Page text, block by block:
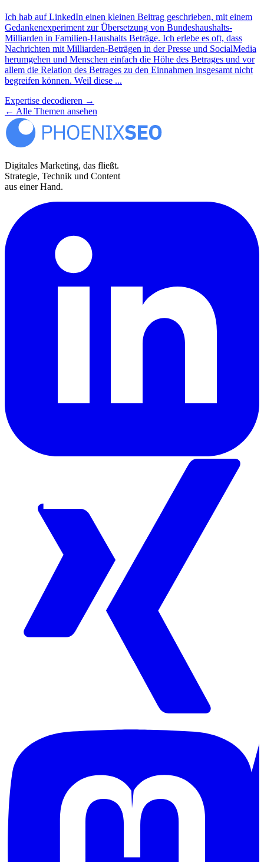
Ich hab auf LinkedIn einen kleinen Beitrag geschrieben, mit einem
Gedankenexperiment zur Übersetzung von Bundeshaushalts-
Milliarden in Familien-Haushalts Beträge. Ich erlebe es oft, dass
Nachrichten mit Milliarden-Beträgen in der Presse und SocialMedia
herumgehen und Menschen einfach die Höhe des Betrages und vor
allem die Relation des Betrages zu den Einnahmen insgesamt nicht
begreifen können. Weil diese ...
Expertise decodieren →
← Alle Themen ansehen
Digitales Marketing, das fließt.
Strategie, Technik und Content
aus einer Hand.